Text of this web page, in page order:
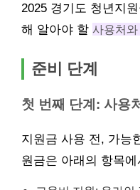
2025 경기도 청년지
해 알아야 할 사용처와
준비 단계
첫 번째 단계: 사용
지원금 사용 전, 가능
원금은 아래의 항목